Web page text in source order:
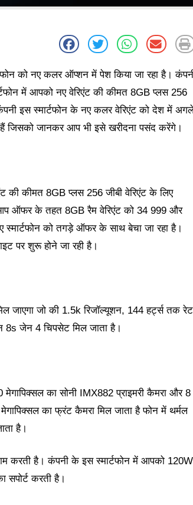
को नए कलर ऑप्शन में पेश किया जा रहा है।
में आपको नए वेरिएंट की कीमत 8GB प्लस 256
इस स्मार्टफोन के नए कलर वेरिएंट को देश में
जिसको जानकर आप भी इसे खरीदना पसंद करेंगे।
की कीमत 8GB प्लस 256 जीबी वेरिएंट के लिए
ऑफर के तहत 8GB रैम वेरिएंट को 34 999 और
को तगड़े ऑफर के साथ बेचा जा रहा है।
पर शुरू होने जा रही है।
जाएगा जो की 1.5k रिजॉल्यूशन, 144 हर्ट्स तक रेट
8s जेन 4 चिपसेट मिल जाता है।
का सोनी IMX882 प्राइमरी कैमरा और 8
का फ्रंट कैमरा मिल जाता है फोन में थर्मल
है।
करती है। कंपनी के इस स्मार्टफोन में आपको 120W
सपोर्ट करती है।